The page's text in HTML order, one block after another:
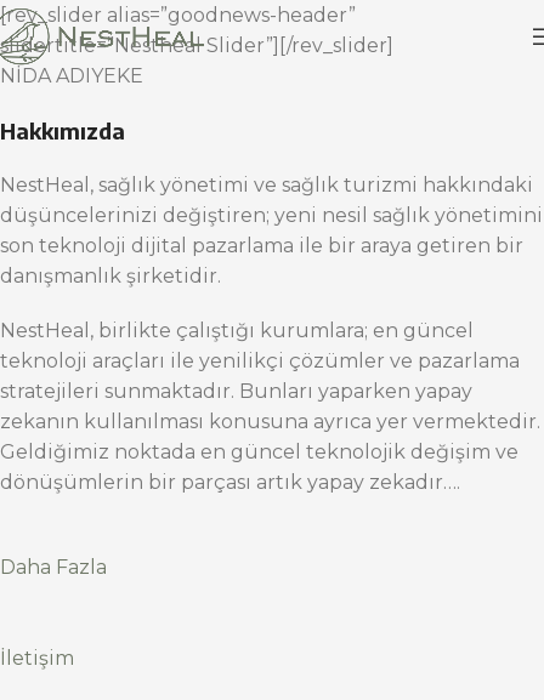
[rev_slider alias=”goodnews-header”
slidertitle=”Nestheal Slider”][/rev_slider]
NİDA ADIYEKE
Hakkımızda
NestHeal, sağlık yönetimi ve sağlık turizmi hakkındaki
düşüncelerinizi değiştiren; yeni nesil sağlık yönetimini
son teknoloji dijital pazarlama ile bir araya getiren bir
danışmanlık şirketidir.
NestHeal, birlikte çalıştığı kurumlara; en güncel
teknoloji araçları ile yenilikçi çözümler ve pazarlama
stratejileri sunmaktadır. Bunları yaparken yapay
zekanın kullanılması konusuna ayrıca yer vermektedir.
Geldiğimiz noktada en güncel teknolojik değişim ve
dönüşümlerin bir parçası artık yapay zekadır….
Daha Fazla
İletişim